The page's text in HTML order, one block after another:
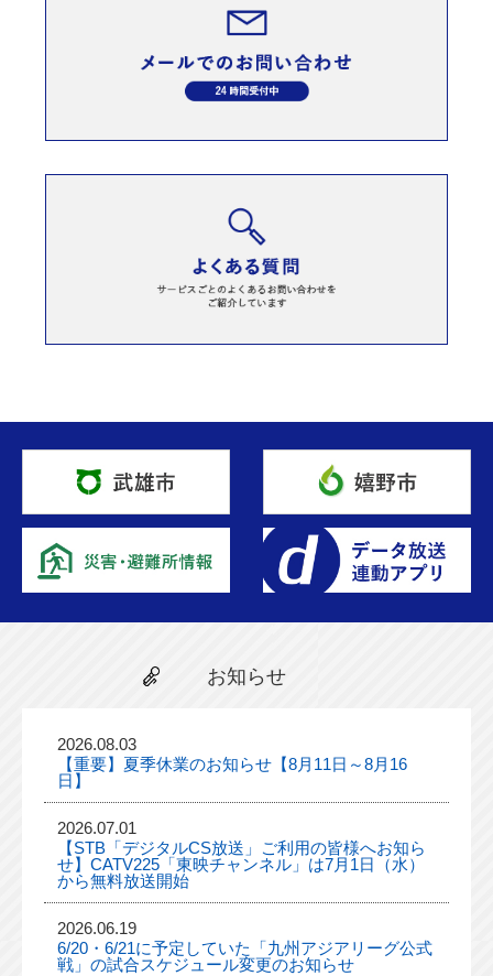
お知らせ
2026.08.03
【重要】夏季休業のお知らせ【8月11日～8月16
日】
2026.07.01
【STB「デジタルCS放送」ご利用の皆様へお知ら
せ】CATV225「東映チャンネル」は7月1日（水）
から無料放送開始
2026.06.19
6/20・6/21に予定していた「九州アジアリーグ公式
戦」の試合スケジュール変更のお知らせ